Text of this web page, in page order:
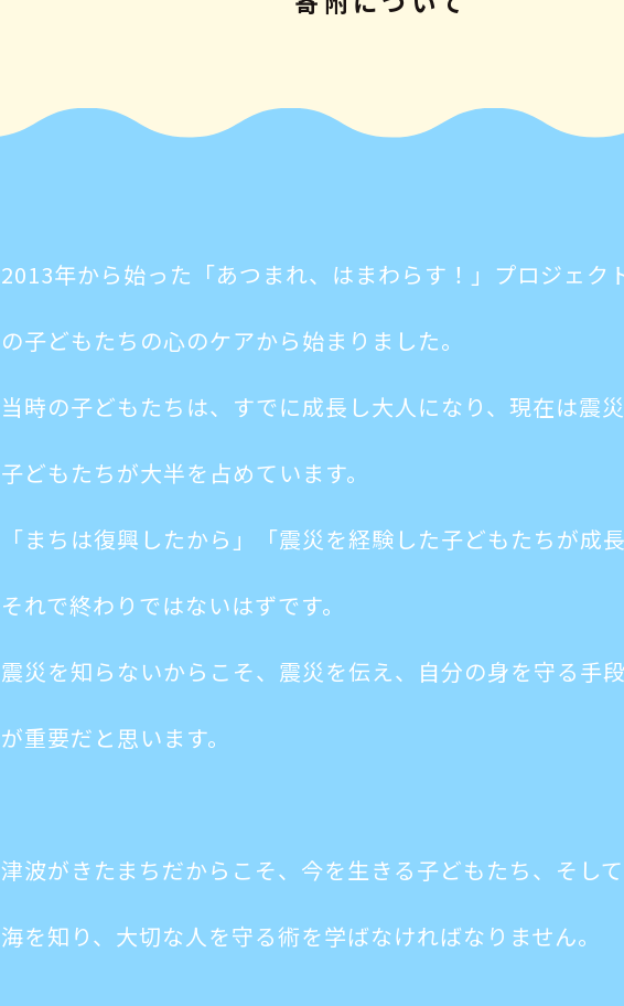
2013年から始った「あつまれ、はまわらす！」プロジェク
の子どもたちの心のケアから始まりました。
当時の子どもたちは、すでに成長し大人になり、現在は震
子どもたちが大半を占めています。
「まちは復興したから」「震災を経験した子どもたちが成長
それで終わりではないはずです。
震災を知らないからこそ、震災を伝え、自分の身を守る手
が重要だと思います。
津波がきたまちだからこそ、今を生きる子どもたち、そし
海を知り、大切な人を守る術を学ばなければなりません。